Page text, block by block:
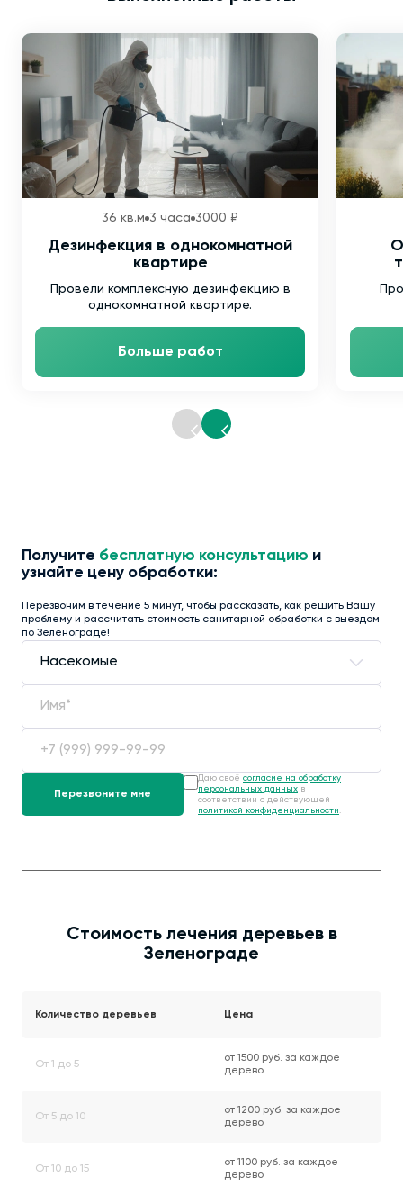
36 кв.м 3 часа 3000 ₽
Дезинфекция в однокомнатной
квартире
Провели комплексную дезинфекцию в
однокомнатной квартире.
Больше работ
Получите бесплатную консультацию и
узнайте цену обработки:
Перезвоним в течение 5 минут, чтобы рассказать, как решить Вашу
проблему и рассчитать стоимость санитарной обработки с выездом
по Зеленограде!
Даю своё согласие на обработку
персональных данных в
соответствии с действующей
политикой конфиденциальности .
Стоимость лечения деревьев в
Зеленограде
Количество деревьев Цена
От 1 до 5
от 1500 руб. за каждое
дерево
От 5 до 10
от 1200 руб. за каждое
дерево
От 10 до 15
от 1100 руб. за каждое
дерево